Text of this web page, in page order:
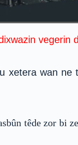
vegerin
xetera wan
têde zor bi